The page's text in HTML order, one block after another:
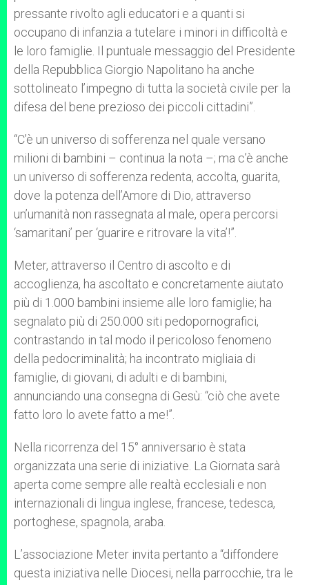
pressante rivolto agli educatori e a quanti si
occupano di infanzia a tutelare i minori in difficoltà e
le loro famiglie. Il puntuale messaggio del Presidente
della Repubblica Giorgio Napolitano ha anche
sottolineato l’impegno di tutta la società civile per la
difesa del bene prezioso dei piccoli cittadini”.
“C’è un universo di sofferenza nel quale versano
milioni di bambini – continua la nota –; ma c’è anche
un universo di sofferenza redenta, accolta, guarita,
dove la potenza dell’Amore di Dio, attraverso
un’umanità non rassegnata al male, opera percorsi
‘samaritani’ per ‘guarire e ritrovare la vita’!”.
Meter, attraverso il Centro di ascolto e di
accoglienza, ha ascoltato e concretamente aiutato
più di 1.000 bambini insieme alle loro famiglie; ha
segnalato più di 250.000 siti pedopornografici,
contrastando in tal modo il pericoloso fenomeno
della pedocriminalità; ha incontrato migliaia di
famiglie, di giovani, di adulti e di bambini,
annunciando una consegna di Gesù: “ciò che avete
fatto loro lo avete fatto a me!”.
Nella ricorrenza del 15° anniversario è stata
organizzata una serie di iniziative. La Giornata sarà
aperta come sempre alle realtà ecclesiali e non
internazionali di lingua inglese, francese, tedesca,
portoghese, spagnola, araba.
L’associazione Meter invita pertanto a “diffondere
questa iniziativa nelle Diocesi, nella parrocchie, tra le